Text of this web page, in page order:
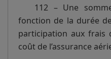
112 – Une
fonction de la durée
participation aux frais
coût de l’assurance